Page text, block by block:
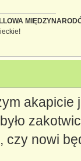
akapicie
było
czy nowi